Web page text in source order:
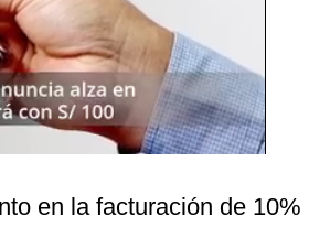
en la facturación de 10%